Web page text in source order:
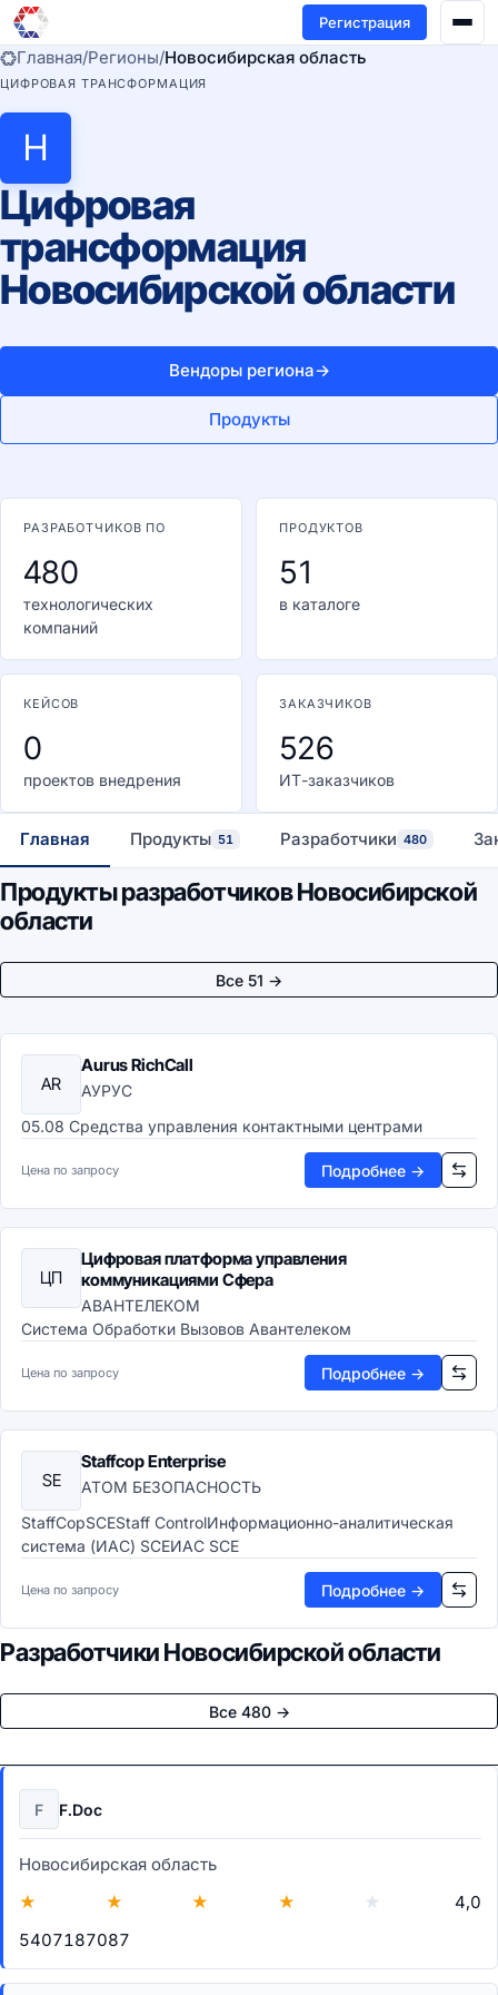
Регистрация
Главная/Регионы/Новосибирская область
ЦИФРОВАЯ ТРАНСФОРМАЦИЯ
Н
Цифровая
трансформация
Новосибирской области
Вендоры региона→
Продукты
РАЗРАБОТЧИКОВ ПО
480
технологических
компаний
ПРОДУКТОВ
51
в каталоге
КЕЙСОВ
0
проектов внедрения
ЗАКАЗЧИКОВ
526
ИТ-заказчиков
Главная Продукты 51 Разработчики 480
Продукты разработчиков Новосибирской
области
Все 51 →
AR
Aurus RichCall
АУРУС
05.08 Средства управления контактными центрами
Цена по запросу Подробнее →
ЦП
Цифровая платформа управления
коммуникациями Сфера
АВАНТЕЛЕКОМ
Система Обработки Вызовов Авантелеком
Цена по запросу Подробнее →
SE
Staffсop Enterprise
АТОМ БЕЗОПАСНОСТЬ
StaffCopSCEStaff ControlИнформационно-аналитическая
система (ИАС) SCEИАС SCE
Цена по запросу Подробнее →
Разработчики Новосибирской области
Все 480 →
F F.Doc
Новосибирская область
★
★ ★ ★ ★
4,0
5407187087